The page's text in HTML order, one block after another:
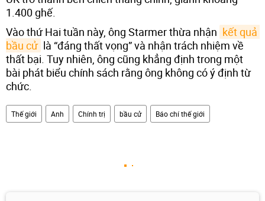
1.400 ghế.
Vào thứ Hai tuần này, ông Starmer thừa nhận kết quả
bầu cử là “đáng thất vọng” và nhận trách nhiệm về
thất bại. Tuy nhiên, ông cũng khẳng định trong một
bài phát biểu chính sách rằng ông không có ý định từ
chức.
Thế giới Anh Chính trị bầu cử Báo chí thế giới